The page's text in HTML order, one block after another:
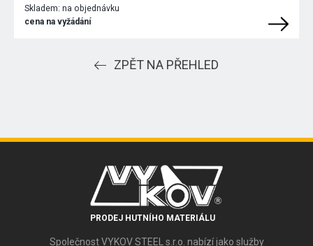
Skladem: na objednávku
cena na vyžádání
ZPĚT NA PŘEHLED
PRODEJ HUTNÍHO MATERIÁLU
Společnost VYKOV STEEL s.r.o. nabízí jako služby